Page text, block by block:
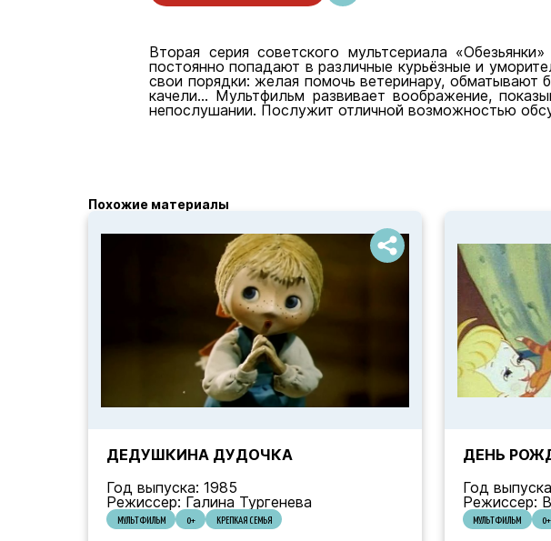
Вторая серия советского мультсериала
постоянно попадают в различные курьёзные и
свои порядки: желая помочь ветеринару, обматывают
качели... Мультфильм развивает воображение,
непослушании. Послужит отличной возможностью
Похожие материалы
ДЕДУШКИНА ДУДОЧКА
Год выпуска: 1985
Режиссер: Галина Тургенева
МУЛЬТФИЛЬМ 0+ КРЕПКАЯ СЕМЬЯ
ДЕНЬ
Год
Режиссер:
МУЛЬТФИЛЬМ 0+